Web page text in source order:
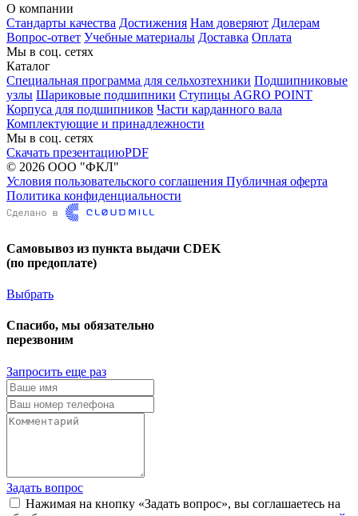
О компании
Стандарты качества Достижения Нам доверяют Дилерам
Вопрос-ответ Учебные материалы Доставка Оплата
Мы в соц. сетях
Каталог
Специальная программа для сельхозтехники Подшипниковые
узлы Шариковые подшипники Ступицы AGRO POINT
Корпуса для подшипников Части карданного вала
Комплектующие и принадлежности
Мы в соц. сетях
Скачать презентациюPDF
© 2026 ООО "ФКЛ"
Условия пользовательского соглашения Публичная оферта
Политика конфиденциальности
Самовывоз из пункта выдачи CDEK
(по предоплате)
Выбрать
Спасибо, мы обязательно
перезвоним
Запросить еще раз
Задать вопрос
Нажимая на кнопку «Задать вопрос», вы соглашаетесь на